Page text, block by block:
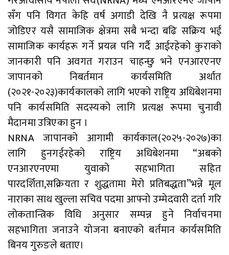
सँग पनि विगत केहि वर्ष अगाडी देखि नै प्रत्यक्ष रूपमा
जोडिएर यसै सामाजिक क्षेत्रमा सबै भन्दा बढि सक्रिय भई
सामाजिक कार्यहरू गर्ने प्रयत्न पनि गर्दै आईरहेको कुराको
जानकारी पनि अवगत गराउन चाहन्छु भने एनआरएनए
जापानको निबर्तमान कार्यसमिति अर्थात
(२०२१-२०२३)कार्यकालको लागि भएको राष्ट्रिय अधिबेशनमा
पनि कार्यसमिति सदस्यको लागि प्रत्यक्ष रूपमा चुनावी
मैदानमा उत्रिएका हुन ।
NRNA जापानको आगामी कार्यकाल(२०२५-२०२७)का
लागि हुनगईरहेको राष्ट्रिय अधिबेशनमा “अबको
एनआरएनएमा युवाको सहभागिता सहित
पारदर्शिता,सक्रियता र शुद्धतामा मेरो प्रतिबद्धता”भन्ने मूल
नाराका साथ खुल्ला सचिव पदमा आफ्नो उम्मेदवारी दर्ता गरि
लोकतान्त्रिक विधि अनुसार सम्पन्न हुने निर्वाचनमा
सहभागिता जनाउने योजना बनाएको बर्तमान कार्यसमिति
बिनय गुरुङले बताए।